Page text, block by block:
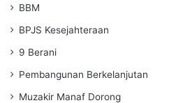
BBM
BPJS Kesejahteraan
9 Berani
Pembangunan Berkelanjutan
Muzakir Manaf Dorong